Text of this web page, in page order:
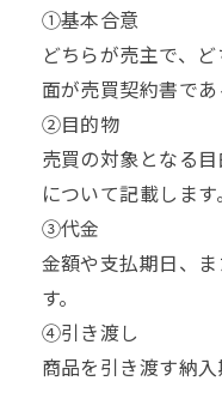
①基本合意
どちらが売主で、
面が売買契約書であ
②目的物
売買の対象となる
について記載します。
③代金
金額や支払期日、
す。
④引き渡し
商品を引き渡す納